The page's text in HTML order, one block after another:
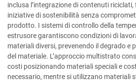
inclusa l’integrazione di contenuti
iniziative di sostenibilità senza
prodotto. I sistemi di controllo della
estrusore garantiscono condizioni di
materiali diversi, prevenendo il degrado e
del materiale. L’approccio multistrato
costi posizionando materiali speciali e
necessario, mentre si utilizzano materiali